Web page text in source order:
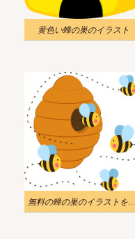
黄色い蜂の巣のイラスト
無料の蜂の巣のイラストをダウンロード